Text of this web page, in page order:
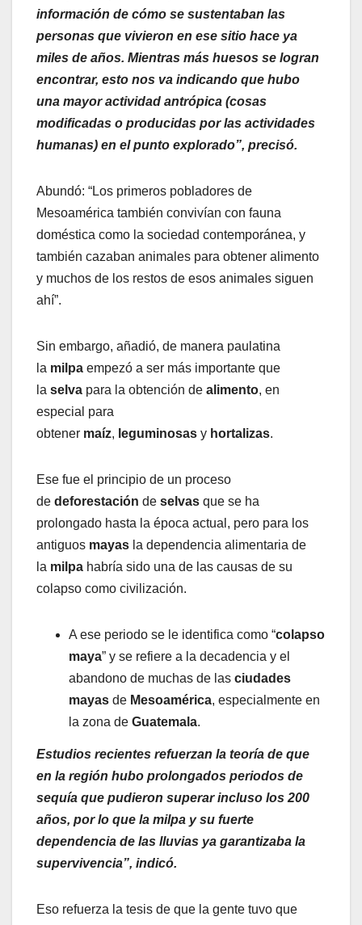
información de cómo se sustentaban las
personas que vivieron en ese sitio hace ya
miles de años. Mientras más huesos se logran
encontrar, esto nos va indicando que hubo
una mayor actividad antrópica (cosas
modificadas o producidas por las actividades
humanas) en el punto explorado”, precisó.
Abundó: “Los primeros pobladores de
Mesoamérica también convivían con fauna
doméstica como la sociedad contemporánea, y
también cazaban animales para obtener alimento
y muchos de los restos de esos animales siguen
ahí”.
Sin embargo, añadió, de manera paulatina
la milpa empezó a ser más importante que
la selva para la obtención de alimento, en
especial para
obtener maíz, leguminosas y hortalizas.
Ese fue el principio de un proceso
de deforestación de selvas que se ha
prolongado hasta la época actual, pero para los
antiguos mayas la dependencia alimentaria de
la milpa habría sido una de las causas de su
colapso como civilización.
A ese periodo se le identifica como “colapso
maya” y se refiere a la decadencia y el
abandono de muchas de las ciudades
mayas de Mesoamérica, especialmente en
la zona de Guatemala.
Estudios recientes refuerzan la teoría de que
en la región hubo prolongados periodos de
sequía que pudieron superar incluso los 200
años, por lo que la milpa y su fuerte
dependencia de las lluvias ya garantizaba la
supervivencia”, indicó.
Eso refuerza la tesis de que la gente tuvo que